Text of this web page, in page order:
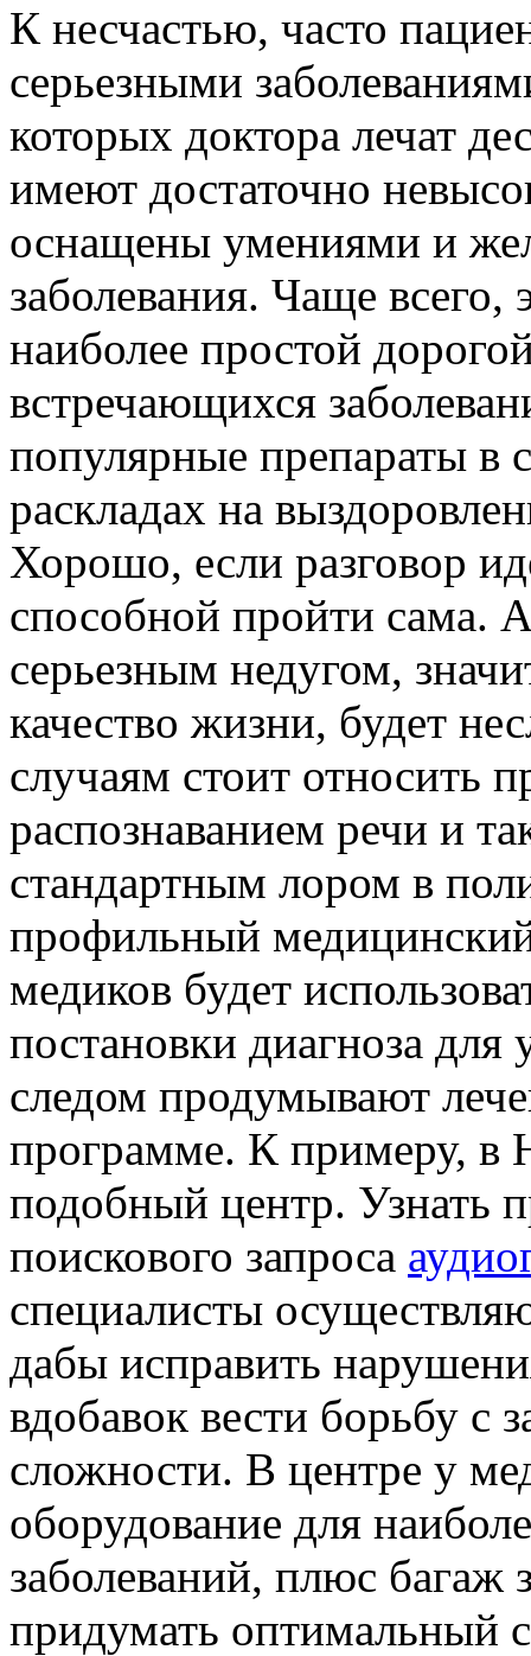
К несчастью, часто
серьезными
которых доктора лечат
имеют достаточно
оснащены умениями и
заболевания. Чаще
наиболее простой
встречающихся
популярные препараты в
раскладах на
Хорошо, если разговор
способной пройти сама.
серьезным недугом,
качество жизни, будет
случаям стоит относить
распознаванием речи и
стандартным лором в
профильный
медиков будет
постановки диагноза для
следом продумывают
программе. К примеру, в
подобный центр. Узнать
поискового запроса
специалисты
дабы исправить
вдобавок вести борьбу с
сложности. В центре у
оборудование для
заболеваний, плюс
придумать оптимальный